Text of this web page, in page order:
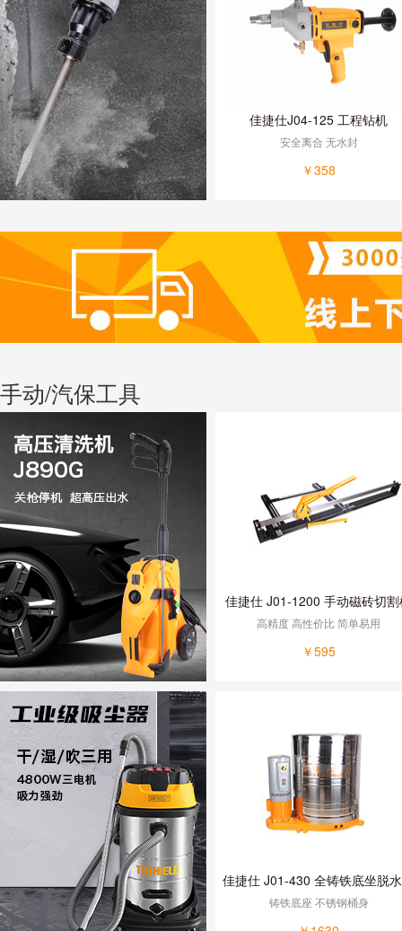
佳捷仕J04-125 工程钻机
安全离合 无水封
￥358
手动/汽保工具
佳捷仕 J01-1200 手动磁砖切
高精度 高性价比 简单易用
￥595
佳捷仕 J01-430 全铸铁底坐脱
铸铁底座 不锈钢桶身